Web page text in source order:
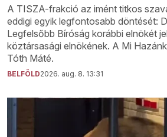
A TISZA-frakció az imént titkos
eddigi egyik legfontosabb döntését:
Legfelsőbb Bíróság korábbi elnökét
köztársasági elnökének. A Mi
Tóth Máté.
BELFÖLD2026. aug. 8. 13:31